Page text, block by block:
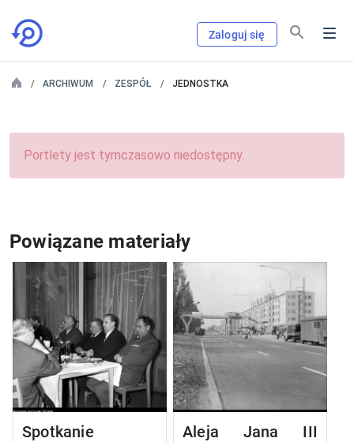
Zaloguj się
ARCHIWUM ZESPÓŁ JEDNOSTKA
Portlety jest tymczasowo niedostępny.
Powiązane materiały
Spotkanie
Aleja Jana III